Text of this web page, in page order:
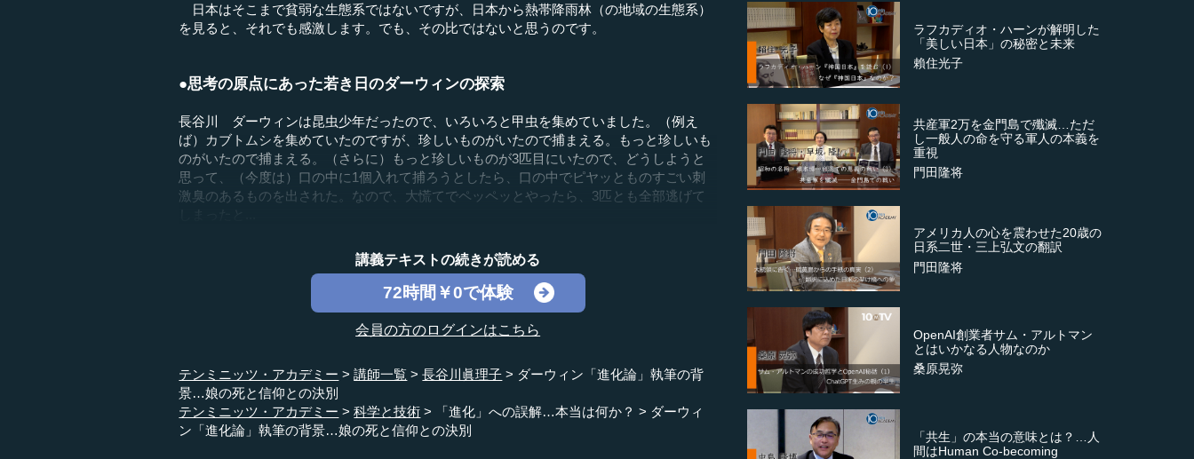
日本はそこまで貧弱な生態系ではないですが、日本から熱帯降雨林（の地域の生態系）
を見ると、それでも感激します。でも、その比ではないと思うのです。
●思考の原点にあった若き日のダーウィンの探索
長谷川 ダーウィンは昆虫少年だったので、いろいろと甲虫を集めていました。（例え
ば）カブトムシを集めていたのですが、珍しいものがいたので捕まえる。もっと珍しいも
のがいたので捕まえる。（さらに）もっと珍しいものが3匹目にいたので、どうしようと
思って、（今度は）口の中に1個入れて捕ろうとしたら、口の中でピヤッとものすごい刺
激臭のあるものを出された。なので、大慌てでペッペッとやったら、3匹とも全部逃げて
講義テキストの続きが読める
72時間￥0で体験
会員の方のログインはこちら
テンミニッツ・アカデミー 講師一覧 長谷川眞理子
ダーウィン「進化論」執筆の背
景…娘の死と信仰との決別
テンミニッツ・アカデミー
科学と技術 「進化」への誤解…本当は何か？
ダーウィ
ン「進化論」執筆の背景…娘の死と信仰との決別
ラフカディオ・ハーンが解明した
「美しい日本」の秘密と未来
賴住光子
共産軍2万を金門島で殲滅…ただ
し一般人の命を守る軍人の本義を
重視
門田隆将
アメリカ人の心を震わせた20歳の
日系二世・三上弘文の翻訳
門田隆将
OpenAI創業者サム・アルトマン
とはいかなる人物なのか
桑原晃弥
「共生」の本当の意味とは？…人
間はHuman Co-becoming